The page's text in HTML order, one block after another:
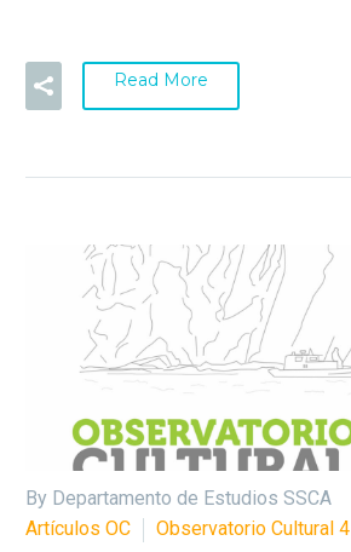
Read More
By Departamento de Estudios SSCA
Artículos OC
Observatorio Cultural 4